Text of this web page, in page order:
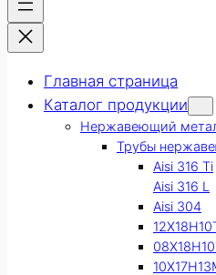
Главная страница
Каталог продукции
Нержавеющий
Трубы
Aisi 316 Ti
Aisi 316 L
Aisi 304